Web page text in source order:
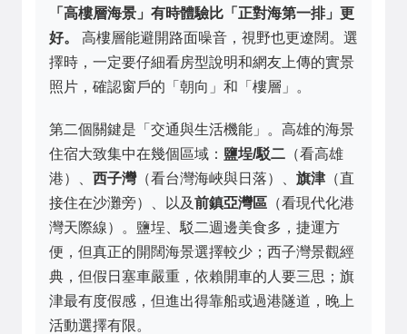
「高樓層海景」有時體驗比「正對海第一排」更
好。
高樓層能避開路面噪音，視野也更遼闊。選
擇時，一定要仔細看房型說明和網友上傳的實景
照片，確認窗戶的「朝向」和「樓層」。
第二個關鍵是「交通與生活機能」。高雄的海景
住宿大致集中在幾個區域： 鹽埕/駁二 （看高雄
港）、 西子灣（看台灣海峽與日落）、 旗津 （直
接住在沙灘旁）、以及前鎮亞灣區 （看現代化港
灣天際線）。鹽埕、駁二週邊美食多，捷運方
便，但真正的開闊海景選擇較少；西子灣景觀經
典，但假日塞車嚴重，依賴開車的人要三思；旗
津最有度假感，但進出得靠船或過港隧道，晚上
活動選擇有限。